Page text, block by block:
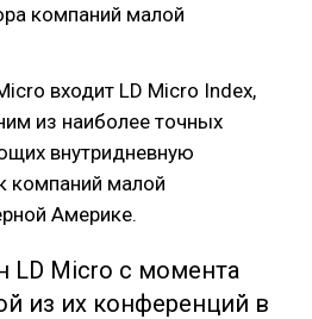
компаний малой
входит LD Micro Index,
из наиболее точных
внутридневную
компаний малой
Америке.
LD Micro с момента
из их конференций в